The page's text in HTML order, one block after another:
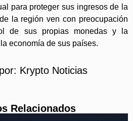
para proteger sus ingresos de la
la región ven con preocupación
de sus propias monedas y la
economía de sus países.
Krypto Noticias
Relacionados